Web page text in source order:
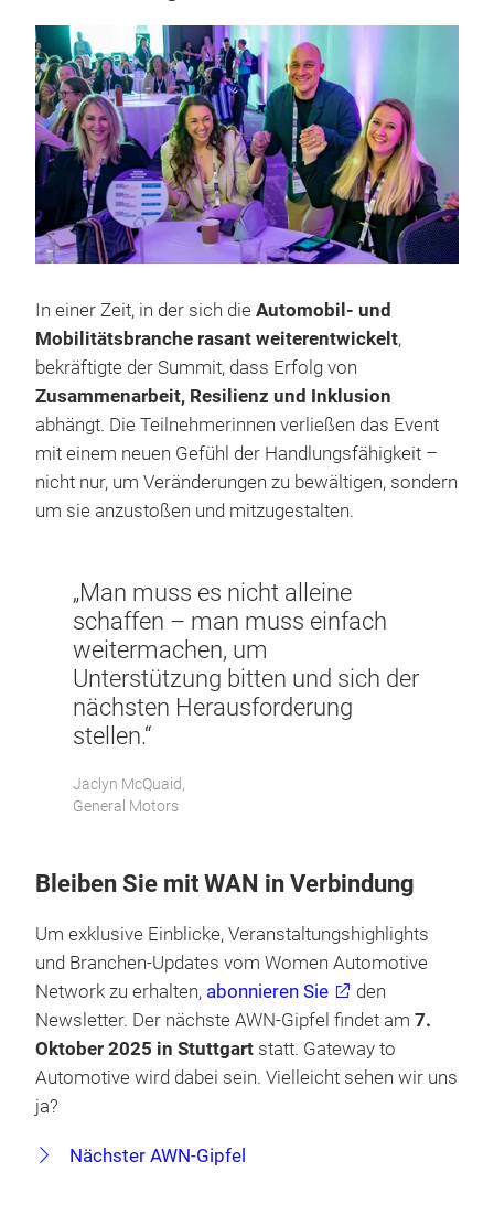
In einer Zeit, in der sich die Automobil- und
Mobilitätsbranche rasant weiterentwickelt,
bekräftigte der Summit, dass Erfolg von
Zusammenarbeit, Resilienz und Inklusion
abhängt. Die Teilnehmerinnen verließen das Event
mit einem neuen Gefühl der Handlungsfähigkeit –
nicht nur, um Veränderungen zu bewältigen, sondern
um sie anzustoßen und mitzugestalten.
„Man muss es nicht alleine
schaffen – man muss einfach
weitermachen, um
Unterstützung bitten und sich der
nächsten Herausforderung
stellen.“
Jaclyn McQuaid,
General Motors
Bleiben Sie mit WAN in Verbindung
Um exklusive Einblicke, Veranstaltungshighlights
und Branchen-Updates vom Women Automotive
Network zu erhalten, abonnieren Sie
den
Newsletter. Der nächste AWN-Gipfel findet am 7.
Oktober 2025 in Stuttgart statt. Gateway to
Automotive wird dabei sein. Vielleicht sehen wir uns
ja?
Nächster AWN-Gipfel